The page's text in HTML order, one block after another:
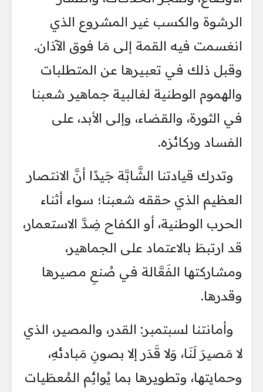
الرشوة والكسب غير المشروع الذي
انغسمت فيه القمة إلى مَا فوق الآذان.
وقبل ذلك في تعبيرها عن المتطلبات
والهموم الوطنية لغالبية جماهير شعبنا
في الثورة، والقضاء، وإلى الأبد، على
الفساد وركائزه.
وتدرك قيادتنا الشَّابَّة جَيدًا أنَّ الانتصار
العظيم الذي حققه شعبنا؛ سواء أثناء
الحرب الوطنية، أو الكفاح ضِدَّ الاستعمار،
قد ارتبطَ بالاعتماد على الجماهير،
ومشاركتها الفَعَّالة في صُنعِ مصيرها
وقدرها.
وأمانتنا لسبتمبر: القدر، والمصير، الذي
لا مَصيرَ لَنَا، وَلا قَدَر إلا بصونِ مَبادئهِ،
وحمايتها، وتطويرها بما يُوائِم المُعطَيات